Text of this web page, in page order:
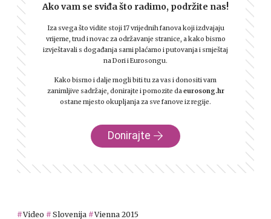
Ako vam se sviđa što radimo, podržite nas!
Iza svega što vidite stoji 17 vrijednih fanova koji izdvajaju
vrijeme, trud i novac za održavanje stranice, a kako bismo
izvještavali s događanja sami plaćamo i putovanja i smještaj
na Dori i Eurosongu.
Kako bismo i dalje mogli biti tu za vas i donositi vam
zanimljive sadržaje, donirajte i pomozite da eurosong.hr
ostane mjesto okupljanja za sve fanove iz regije.
Donirajte
Video Slovenija Vienna 2015